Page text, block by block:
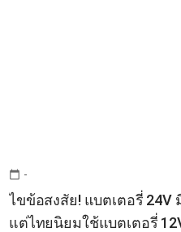
calendar_today -
ไขข้อสงสัย! แบตเตอรี่ 24V
แต่ไทยนิยมใช้แบตเตอรี่